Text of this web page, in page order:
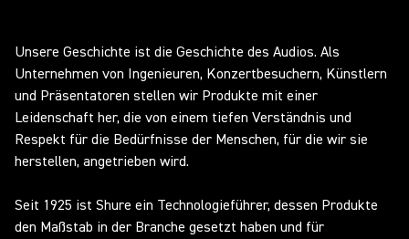
Unsere Geschichte ist die Geschichte des Audios. Als
Unternehmen von Ingenieuren, Konzertbesuchern, Künstlern
und Präsentatoren stellen wir Produkte mit einer
Leidenschaft her, die von einem tiefen Verständnis und
Respekt für die Bedürfnisse der Menschen, für die wir sie
herstellen, angetrieben wird.
Seit 1925 ist Shure ein Technologieführer, dessen Produkte
den Maßstab in der Branche gesetzt haben und für